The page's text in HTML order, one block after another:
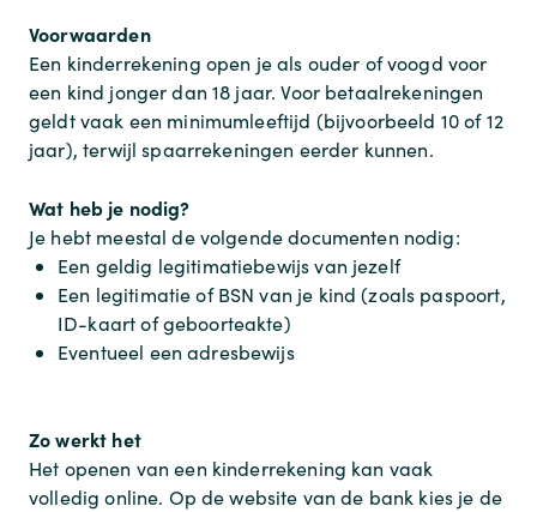
Voorwaarden
Een kinderrekening open je als ouder of voogd voor
een kind jonger dan 18 jaar. Voor betaalrekeningen
geldt vaak een minimumleeftijd (bijvoorbeeld 10 of 12
jaar), terwijl spaarrekeningen eerder kunnen.
Wat heb je nodig?
Je hebt meestal de volgende documenten nodig:
Een geldig legitimatiebewijs van jezelf
Een legitimatie of BSN van je kind (zoals paspoort,
ID-kaart of geboorteakte)
Eventueel een adresbewijs
Zo werkt het
Het openen van een kinderrekening kan vaak
volledig online. Op de website van de bank kies je de